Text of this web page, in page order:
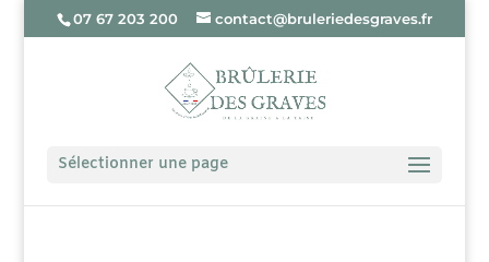
07 67 203 200 contact@bruleriedesgraves.fr
Sélectionner une page